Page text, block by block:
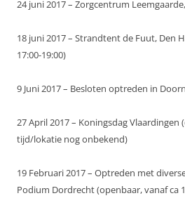
24 juni 2017 – Zorgcentrum
18 juni 2017 – Strandtent de Fuut, Den
17:00-19:00)
9 Juni 2017 – Besloten optreden in Doorn
27 April 2017 – Koningsdag Vlaardingen
tijd/lokatie nog onbekend)
19 Februari 2017 – Optreden met
Podium Dordrecht (openbaar, vanaf ca